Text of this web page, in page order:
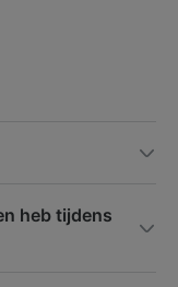
heb tijdens